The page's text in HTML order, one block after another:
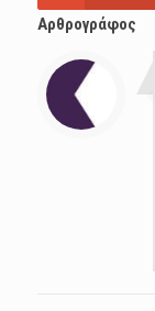
Αρθρογράφος